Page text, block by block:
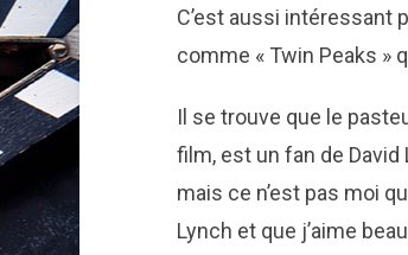
C’est aussi intéressant
comme « Twin Peaks »
Il se trouve que le
film, est un fan de David
mais ce n’est pas moi
Lynch et que j’aime